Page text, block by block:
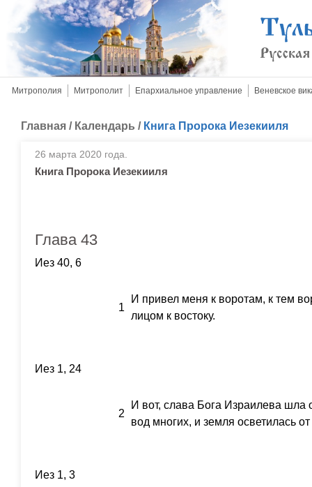
Митрополия Митрополит Епархиальное управление Веневское
Главная / Календарь / Книга Пророка Иезекииля
26 марта 2020 года.
Книга Пророка Иезекииля
Глава 43
Иез 40, 6
1
И привел меня к воротам, к тем
лицом к востоку.
Иез 1, 24
2
И вот, слава Бога Израилева шла
вод многих, и земля осветилась
Иез 1, 3